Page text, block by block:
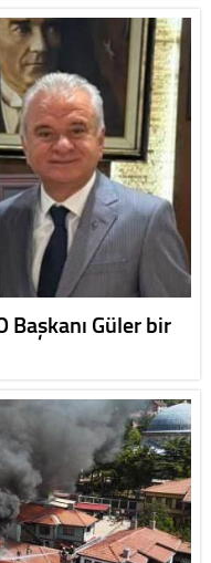
Başkanı Güler bir